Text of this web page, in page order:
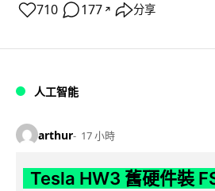
710 177 ↗ 分享
人工智能
arthur 17 小時
Tesla HW3 舊硬件裝